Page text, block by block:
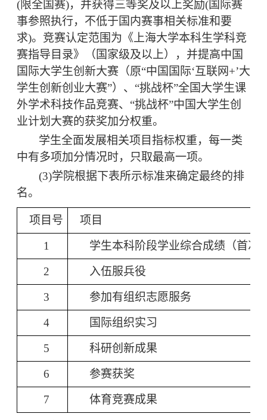
(限全国赛)， 并获得三等奖及以上奖励(国际赛
事参照执行， 不低于国内赛事相关标准和要
求)。竞赛认定范围为《上海大学本科生学科竞
赛指导目录》（国家级及以上），并提高中国
国际大学生创新大赛（原“中国国际‘互联网 +’大
学生创新创业大赛”）、“挑战杯”全国大学生课
外学术科技作品竞赛、“挑战杯”中国大学生创
业计划大赛的获奖加分权重。
学生全面发展相关项目指标权重， 每一类
中有多项加分情况时，只取最高一项。
(3)学院根据下表所示标准来确定最终的排
名。
项目号 项目
1 学生本科阶段学业综合成绩（首次
2 入伍服兵役
3 参加有组织志愿服务
4 国际组织实习
5 科研创新成果
6 参赛获奖
7 体育竞赛成果